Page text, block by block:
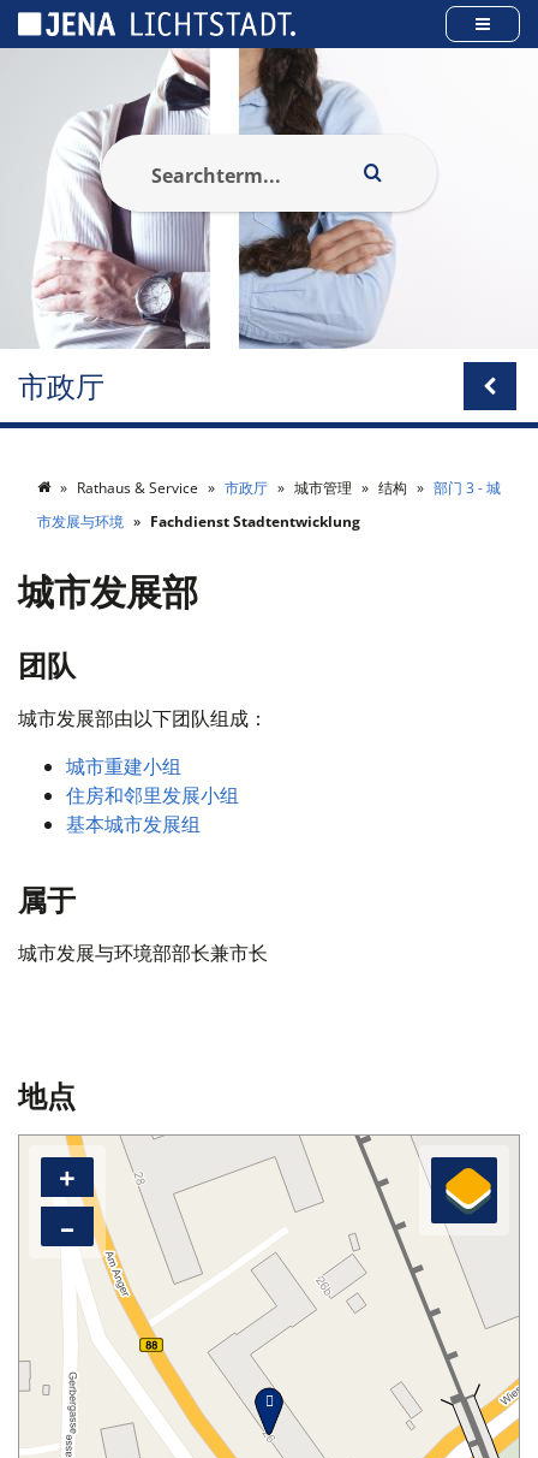
市政厅
Rathaus & Service 市政厅 城市管理 结构
部门 3 - 城
市发展与环境
Fachdienst Stadtentwicklung
城市发展部
团队
城市发展部由以下团队组成：
城市重建小组
住房和邻里发展小组
基本城市发展组
属于
城市发展与环境部部长兼市长
地点
+
–
Cookies management panel